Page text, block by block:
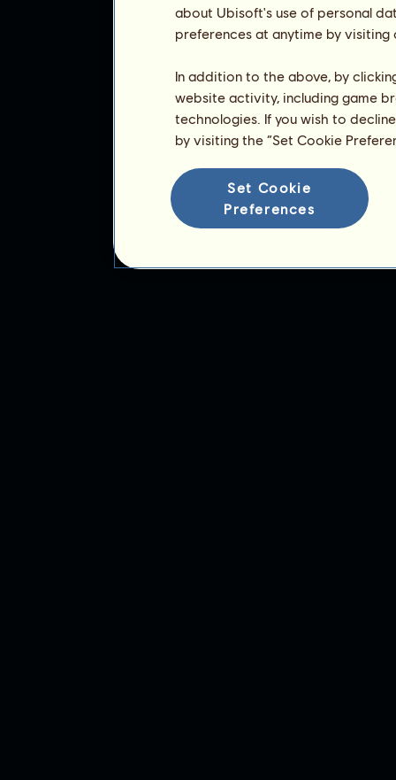
about Ubisoft's use of personal
preferences at anytime by
In addition to the above, by
website activity, including game
technologies. If you wish to
by visiting the “Set Cookie
Set Cookie
Preferences